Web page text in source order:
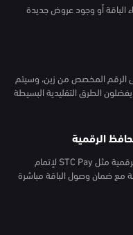
الباقة أو وجود عروض جديدة
الرقم المخصص من زين، وسيتم
الطرق التقليدية البسيطة
يمكنك استخدام البطاقات البنكية أو المحافظ الرقمية مثل STC Pay لإتمام
مع ضمان وصول الباقة مباشرة